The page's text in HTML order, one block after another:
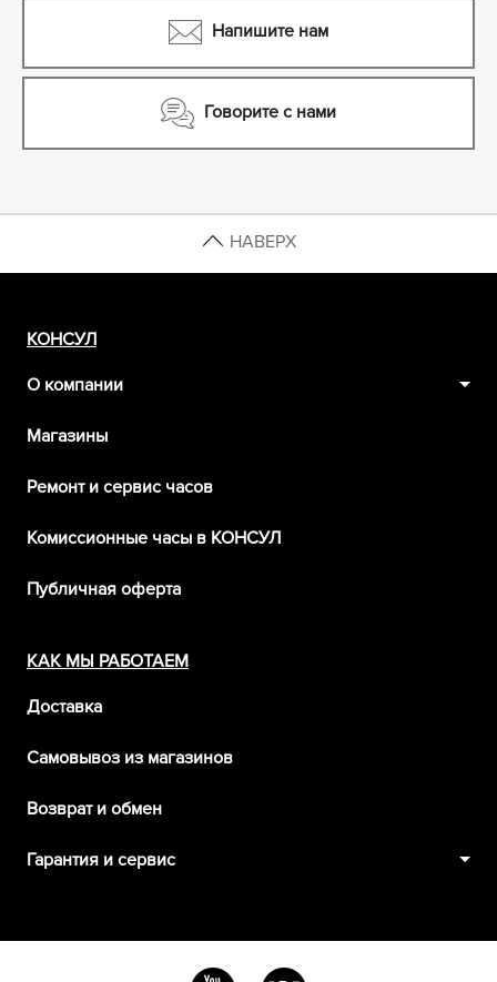
Напишите нам
Говорите с нами
НАВЕРХ
КОНСУЛ
О компании
Магазины
Ремонт и сервис часов
Комиссионные часы в КОНСУЛ
Публичная оферта
КАК МЫ РАБОТАЕМ
Доставка
Самовывоз из магазинов
Возврат и обмен
Гарантия и сервис